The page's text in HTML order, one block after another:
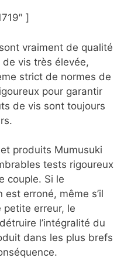
]
vraiment de qualité
vis très élevée,
strict de normes de
pour garantir
de vis sont toujours
produits Mumusuki
tests rigoureux
couple. Si le
erroné, même s’il
petite erreur, le
l’intégralité du
dans les plus brefs